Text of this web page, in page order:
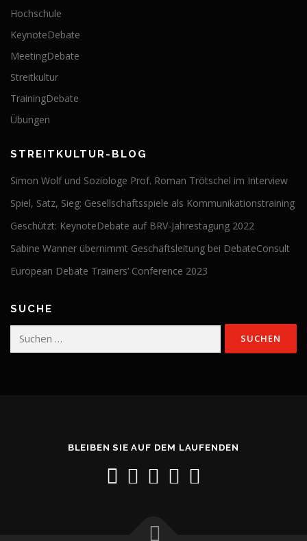
Hochschule
KeynoteDebate
MeetingDebate
Streitkultur
TrainingDebate
Übungen
STREITKULTUR-BLOG
Simon Wolf und Soziologe Prof. Roman Trötschel im Interview
Spiel, Satz, Sieg: Gesellschaftsspiele als Kommunikationstraining
Geschützt: KeynoteDebate auf BRV-Jahrestagung 2022
Sabine Wanner übernimmt Geschäftsleitung bei DebateConsult
European Debate Trainers‘ Conference 2023
SUCHE
Suchen
BLEIBEN SIE AUF DEM LAUFENDEN